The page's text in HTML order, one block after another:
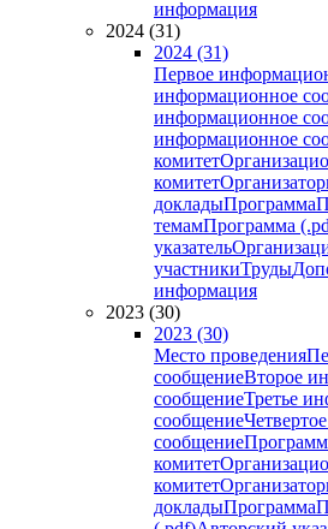
информация
2024 (31)
2024 (31)
Первое
информационное
информационное
информационное
комитет
комитет
докладыПрограмма
темамПрограмма
указатель
участникиТруды
информация
2023 (30)
2023 (30)
Место проведения
сообщениеВторое
сообщениеТретье
сообщение
сообщение
комитет
комитет
докладыПрограмма